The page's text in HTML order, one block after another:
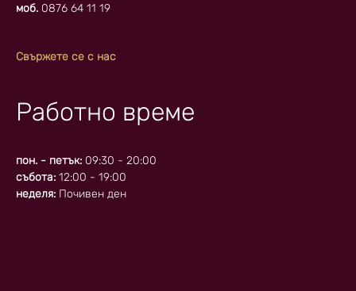
моб. 0876 64 11 19
Свържете се с нас
Работно време
пон. - петък: 09:30 - 20:00
събота: 12:00 - 19:00
неделя: Почивен ден